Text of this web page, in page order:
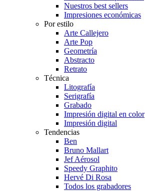
Nuestros best sellers
Impresiones económicas
Por estilo
Arte Callejero
Arte Pop
Geometría
Abstracto
Retrato
Técnica
Litografía
Serigrafía
Grabado
Impresión digital en color
Impresión digital
Tendencias
Ben
Bruno Mallart
Jef Aérosol
Speedy Graphito
Hervé Di Rosa
Todos los grabadores